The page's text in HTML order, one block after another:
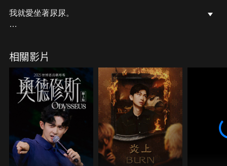
我就愛坐著尿尿。
製作 | 安大風有限公司
製作人｜DJ Hauer 謝政豪
導演｜DJ Hauer 謝政豪
編劇｜曾博恩、DJ Hauer 謝政豪
作曲｜曾博恩、吉尼丁
作詞｜曾博恩
編曲｜Elin Lee
演唱｜曾博恩
特別演出｜崔台鎬、賴澤儀、初培榕、李柏瑞
相關影片